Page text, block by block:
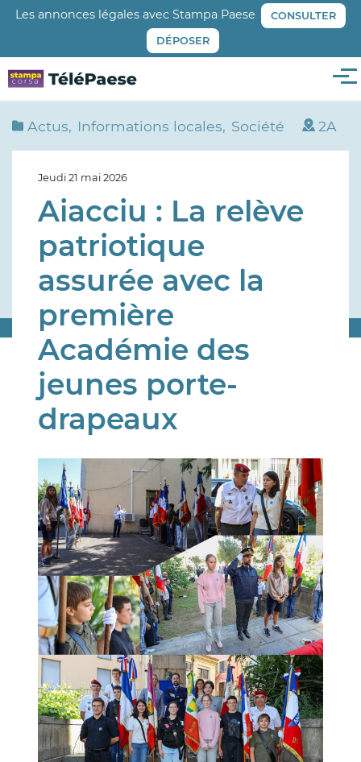
Aller
principal
Les annonces légales avec Stampa Paese CONSULTER
DÉPOSER
Actus Informations locales Société 2A
Jeudi 21 mai 2026
Aiacciu : La relève
patriotique
assurée avec la
première
Académie des
jeunes porte-
drapeaux
Image